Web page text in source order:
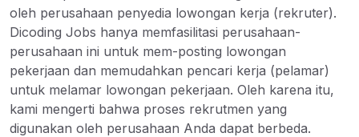
oleh perusahaan penyedia lowongan kerja (rekruter).
Dicoding Jobs hanya memfasilitasi perusahaan-
perusahaan ini untuk mem-posting lowongan
pekerjaan dan memudahkan pencari kerja (pelamar)
untuk melamar lowongan pekerjaan. Oleh karena itu,
kami mengerti bahwa proses rekrutmen yang
digunakan oleh perusahaan Anda dapat berbeda.